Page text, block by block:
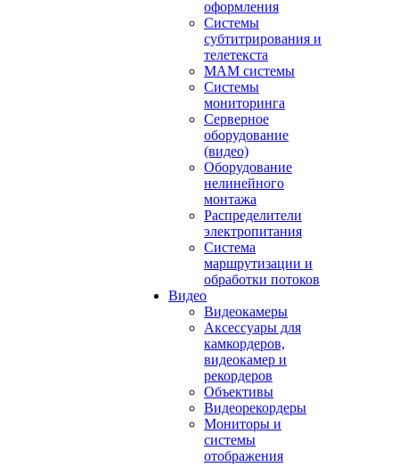
оформления
Системы
субтитрирования и
телетекста
MAM системы
Системы
мониторинга
Серверное
оборудование
(видео)
Оборудование
нелинейного
монтажа
Распределители
электропитания
Система
маршрутизации и
обработки потоков
Видео
Видеокамеры
Аксессуары для
камкордеров,
видеокамер и
рекордеров
Объективы
Видеорекордеры
Мониторы и
системы
отображения